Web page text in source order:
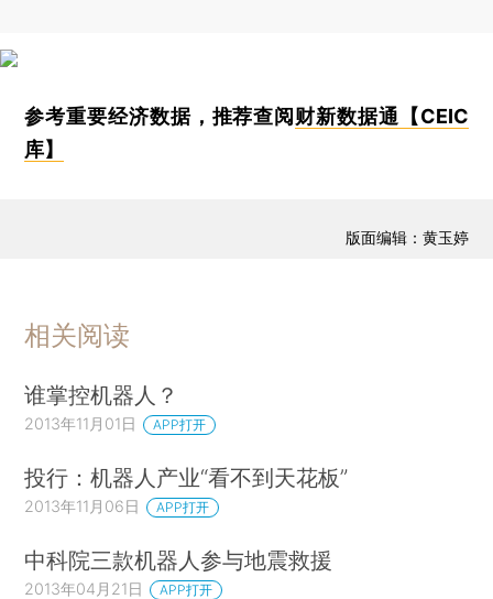
参考重要经济数据，推荐查阅 财新数据通【CEIC
库】
版面编辑：黄玉婷
相关阅读
谁掌控机器人？
2013年11月01日 APP打开
投行：机器人产业“看不到天花板”
2013年11月06日 APP打开
中科院三款机器人参与地震救援
2013年04月21日 APP打开